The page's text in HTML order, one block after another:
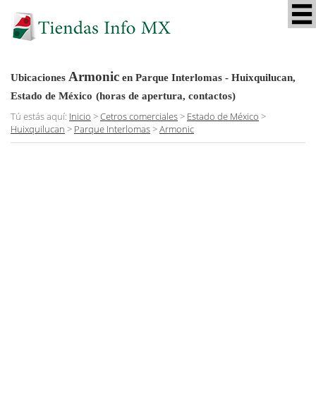
Ubicaciones Armonic en Parque Interlomas - Huixquilucan,
Estado de México (horas de apertura, contactos)
Tú estás aquí: Inicio >Cetros comerciales> Estado de México >
Huixquilucan > Parque Interlomas>Armonic